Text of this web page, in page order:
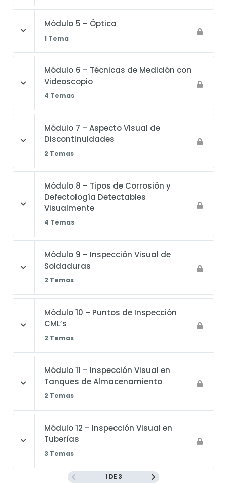
Módulo 5 – Óptica
1 Tema
Módulo 6 – Técnicas de Medición con
Videoscopio
4 Temas
Módulo 7 – Aspecto Visual de
Discontinuidades
2 Temas
Módulo 8 – Tipos de Corrosión y
Defectología Detectables
Visualmente
4 Temas
Módulo 9 – Inspección Visual de
Soldaduras
2 Temas
Módulo 10 – Puntos de Inspección
CML’s
2 Temas
Módulo 11 – Inspección Visual en
Tanques de Almacenamiento
2 Temas
Módulo 12 – Inspección Visual en
Tuberías
3 Temas
1 DE 3